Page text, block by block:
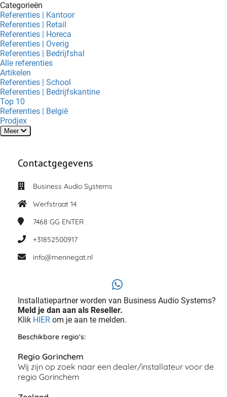
Categorieën
Referenties | Kantoor
Referenties | Retail
Referenties | Horeca
Referenties | Overig
Referenties | Bedrijfshal
Alle referenties
Artikelen
Referenties | School
Referenties | Bedrijfskantine
Top 10
Referenties | België
Prodjex
Meer
Contactgegevens
Business Audio Systems
Werfstraat 14
7468 GG ENTER
+31852500917
info@mennegat.nl
Installatiepartner worden van Business Audio Systems?
Meld je dan aan als Reseller.
Klik HIER om je aan te melden.
Beschikbare regio's:
Regio Gorinchem
Wij zijn op zoek naar een dealer/installateur voor de
regio Gorinchem